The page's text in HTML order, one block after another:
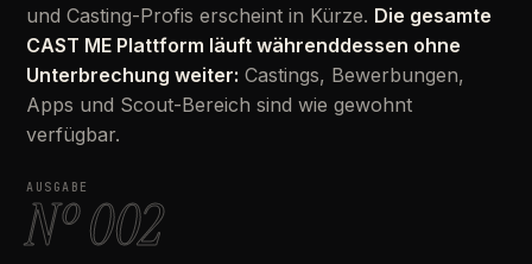
und Casting-Profis erscheint in Kürze. Die gesamte
CAST ME Plattform läuft währenddessen ohne
Unterbrechung weiter: Castings, Bewerbungen,
Apps und Scout-Bereich sind wie gewohnt
verfügbar.
AUSGABE
Nº 002